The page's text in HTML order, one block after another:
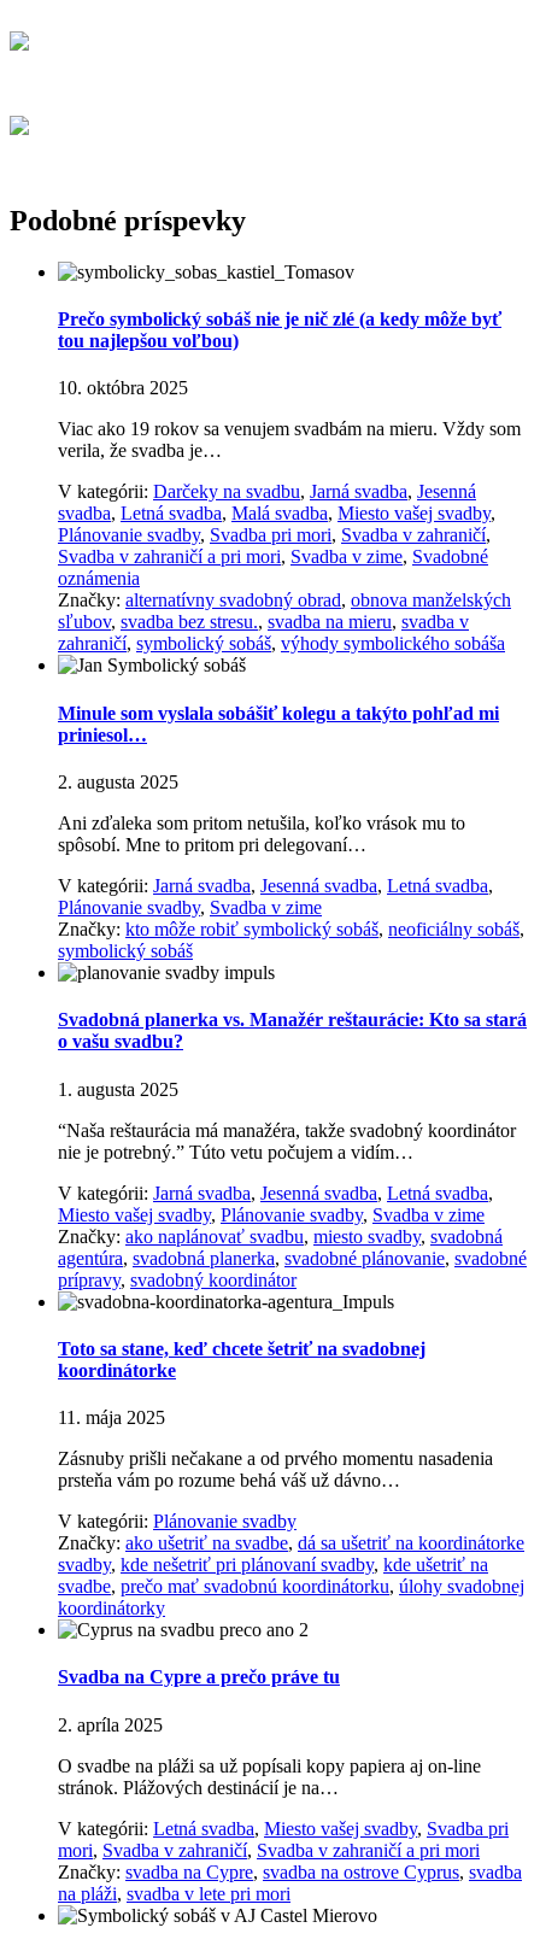
Podobné príspevky
Prečo symbolický sobáš nie je nič zlé (a kedy môže byť
tou najlepšou voľbou)
10. októbra 2025
Viac ako 19 rokov sa venujem svadbám na mieru. Vždy som
verila, že svadba je…
V kategórii: Darčeky na svadbu, Jarná svadba, Jesenná
svadba, Letná svadba, Malá svadba, Miesto vašej svadby,
Plánovanie svadby, Svadba pri mori, Svadba v zahraničí,
Svadba v zahraničí a pri mori, Svadba v zime, Svadobné
oznámenia
Značky: alternatívny svadobný obrad, obnova manželských
sľubov, svadba bez stresu., svadba na mieru, svadba v
zahraničí, symbolický sobáš, výhody symbolického sobáša
Minule som vyslala sobášiť kolegu a takýto pohľad mi
priniesol…
2. augusta 2025
Ani zďaleka som pritom netušila, koľko vrások mu to
spôsobí. Mne to pritom pri delegovaní…
V kategórii: Jarná svadba, Jesenná svadba, Letná svadba,
Plánovanie svadby, Svadba v zime
Značky: kto môže robiť symbolický sobáš, neoficiálny sobáš,
symbolický sobáš
Svadobná planerka vs. Manažér reštaurácie: Kto sa stará
o vašu svadbu?
1. augusta 2025
“Naša reštaurácia má manažéra, takže svadobný koordinátor
nie je potrebný.” Túto vetu počujem a vidím…
V kategórii: Jarná svadba, Jesenná svadba, Letná svadba,
Miesto vašej svadby, Plánovanie svadby, Svadba v zime
Značky: ako naplánovať svadbu, miesto svadby, svadobná
agentúra, svadobná planerka, svadobné plánovanie, svadobné
prípravy, svadobný koordinátor
Toto sa stane, keď chcete šetriť na svadobnej
koordinátorke
11. mája 2025
Zásnuby prišli nečakane a od prvého momentu nasadenia
prsteňa vám po rozume behá váš už dávno…
V kategórii: Plánovanie svadby
Značky: ako ušetriť na svadbe, dá sa ušetriť na koordinátorke
svadby, kde nešetriť pri plánovaní svadby, kde ušetriť na
svadbe, prečo mať svadobnú koordinátorku, úlohy svadobnej
koordinátorky
Svadba na Cypre a prečo práve tu
2. apríla 2025
O svadbe na pláži sa už popísali kopy papiera aj on-line
stránok. Plážových destinácií je na…
V kategórii: Letná svadba, Miesto vašej svadby, Svadba pri
mori, Svadba v zahraničí, Svadba v zahraničí a pri mori
Značky: svadba na Cypre, svadba na ostrove Cyprus, svadba
na pláži, svadba v lete pri mori